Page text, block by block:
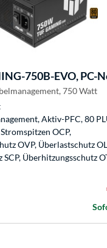
750B-EVO, PC-
750 Watt
Aktiv-PFC, 80
OCP,
OVP, Überlastschutz
Überhitzungsschutz